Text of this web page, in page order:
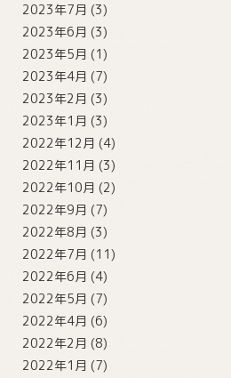
2023年7月 (3)
2023年6月 (3)
2023年5月 (1)
2023年4月 (7)
2023年2月 (3)
2023年1月 (3)
2022年12月 (4)
2022年11月 (3)
2022年10月 (2)
2022年9月 (7)
2022年8月 (3)
2022年7月 (11)
2022年6月 (4)
2022年5月 (7)
2022年4月 (6)
2022年2月 (8)
2022年1月 (7)